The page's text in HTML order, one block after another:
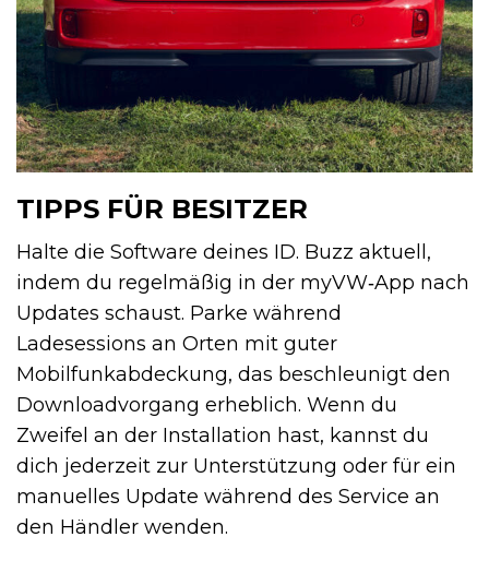
TIPPS FÜR BESITZER
Halte die Software deines ID. Buzz aktuell,
indem du regelmäßig in der myVW‑App nach
Updates schaust. Parke während
Ladesessions an Orten mit guter
Mobilfunkabdeckung, das beschleunigt den
Downloadvorgang erheblich. Wenn du
Zweifel an der Installation hast, kannst du
dich jederzeit zur Unterstützung oder für ein
manuelles Update während des Service an
den Händler wenden.